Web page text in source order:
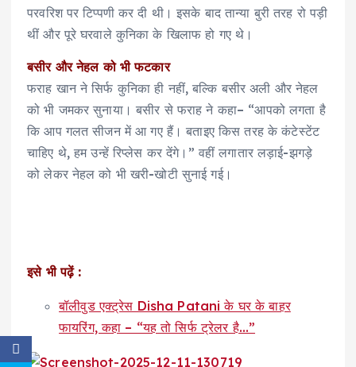
परवरिश पर टिप्पणी कर दी थी। इसके बाद तान्या बुरी तरह रो पड़ी
थीं और पूरे घरवाले कुनिका के खिलाफ हो गए थे।
बसीर और नेहल को भी फटकार
फराह खान ने सिर्फ कुनिका ही नहीं, बल्कि बसीर अली और नेहल
को भी जमकर सुनाया। बसीर से फराह ने कहा– “आपको लगता है
कि आप गलत सीजन में आ गए हैं। बताइए किस तरह के कंटेस्टेंट
चाहिए थे, हम उन्हें रिप्लेस कर देंगे।” वहीं लगातार लड़ाई-झगड़े
को लेकर नेहल को भी खरी-खोटी सुनाई गई।
इसे भी पढ़ें :
बॉलीवुड एक्ट्रेस Disha Patani के घर के बाहर
फायरिंग, कहा – “यह तो सिर्फ ट्रेलर है…”